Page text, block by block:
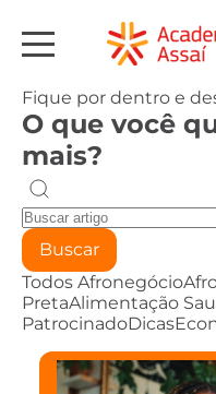
Fique por dentro e
O que você
mais?
Buscar
Todos Afronegócio
PretaAlimentação
PatrocinadoDicas